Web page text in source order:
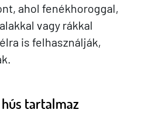
ahol fenékhoroggal,
vagy rákkal
is felhasználják,
tartalmaz